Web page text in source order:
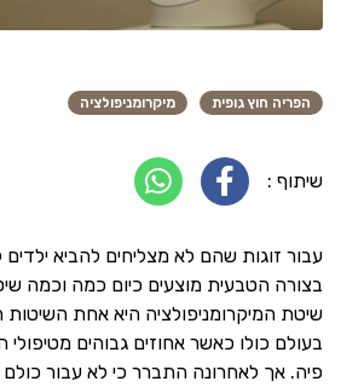
הפריה חוץ גופית מיקרומניפולציה
שיתוף :
עבור זוגות שהם לא מצליחים להביא ילדים
בצורה הטבעית מוצעים כיום כמה וכמה
שיטת המיקרומניפולציה היא אחת השיטות
בעולם כולו כאשר אחוזים גבוהים
פיה. אך לאחרונה התברר כי לא עבור כולם